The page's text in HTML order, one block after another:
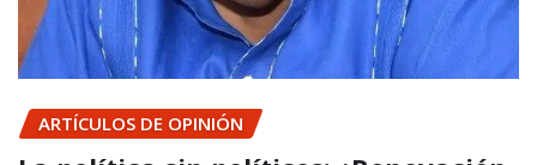
ARTÍCULOS DE OPINIÓN